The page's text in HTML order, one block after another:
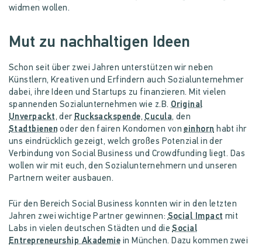
widmen wollen.
Mut zu nachhaltigen Ideen
Schon seit über zwei Jahren unterstützen wir neben
Künstlern, Kreativen und Erfindern auch Sozialunternehmer
dabei, ihre Ideen und Startups zu finanzieren. Mit vielen
spannenden Sozialunternehmen wie z.B.Original
Unverpackt, derRucksackspende,Cucula, den
Stadtbienen oder den fairen Kondomen voneinhorn habt ihr
uns eindrücklich gezeigt, welch großes Potenzial in der
Verbindung von Social Business und Crowdfunding liegt. Das
wollen wir mit euch, den Sozialunternehmern und unseren
Partnern weiter ausbauen.
Für den Bereich Social Business konnten wir in den letzten
Jahren zwei wichtige Partner gewinnen: Social Impact mit
Labs in vielen deutschen Städten und dieSocial
Entrepreneurship Akademie in München. Dazu kommen zwei